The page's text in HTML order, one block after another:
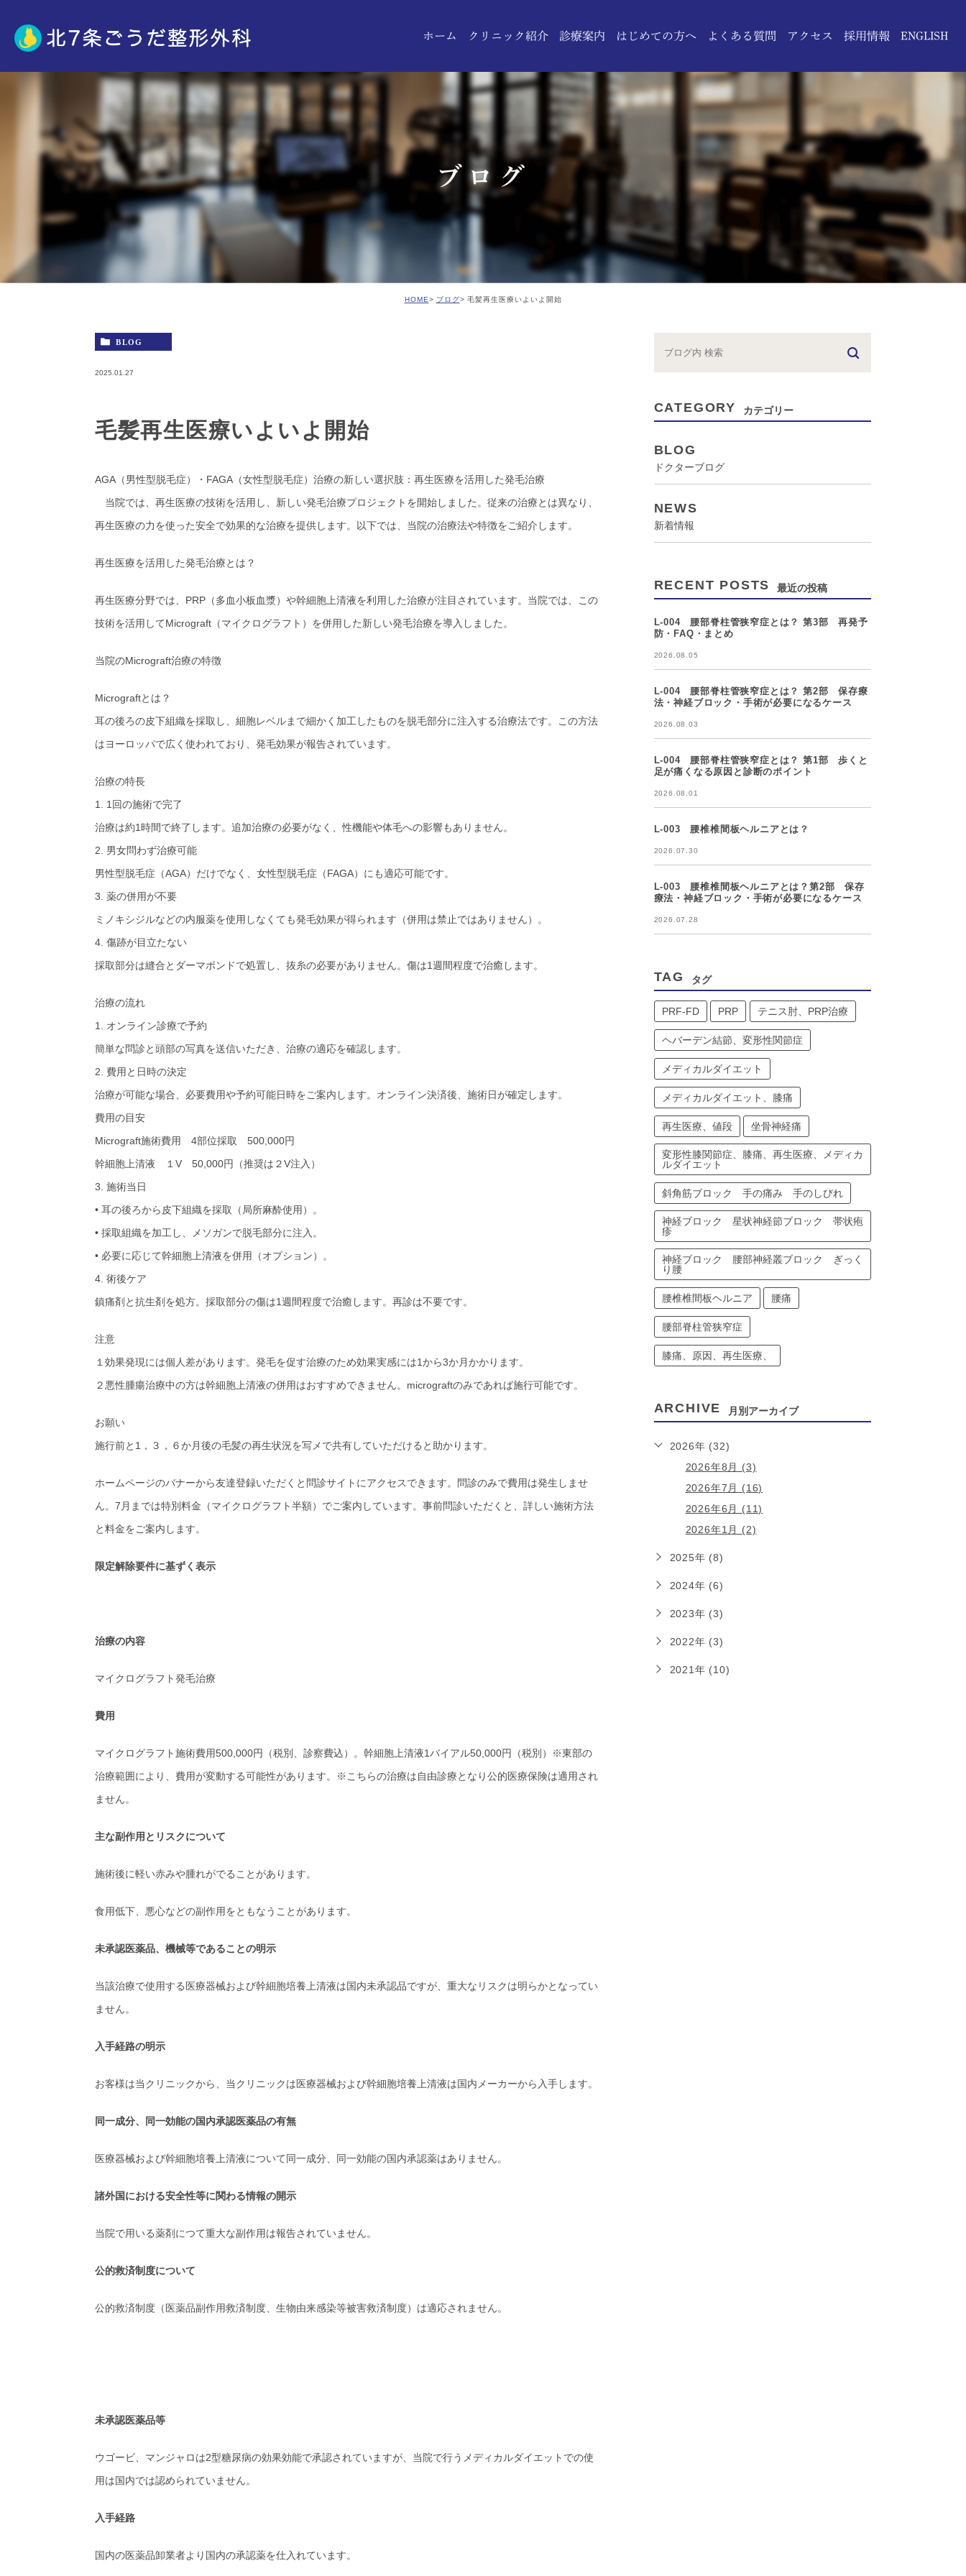
ホーム クリニック紹介
診療理念
ドクター紹介
診療案内 はじめての方へ よくある質問 アクセス 採用情報 ENGLISH
ブログ
HOME ブログ 毛髪再生医療いよいよ開始
BLOG
2025.01.27
毛髪再生医療いよいよ開始
AGA（男性型脱毛症）・FAGA（女性型脱毛症）治療の新しい選択肢：再生医療を活用した発毛治療
当院では、再生医療の技術を活用し、新しい発毛治療プロジェクトを開始しました。従来の治療とは異なり、
再生医療の力を使った安全で効果的な治療を提供します。以下では、当院の治療法や特徴をご紹介します。
再生医療を活用した発毛治療とは？
再生医療分野では、PRP（多血小板血漿）や幹細胞上清液を利用した治療が注目されています。当院では、この
技術を活用してMicrograft（マイクログラフト）を併用した新しい発毛治療を導入しました。
当院のMicrograft治療の特徴
Micrograftとは？
耳の後ろの皮下組織を採取し、細胞レベルまで細かく加工したものを脱毛部分に注入する治療法です。この方法
はヨーロッパで広く使われており、発毛効果が報告されています。
治療の特長
1. 1回の施術で完了
治療は約1時間で終了します。追加治療の必要がなく、性機能や体毛への影響もありません。
2. 男女問わず治療可能
男性型脱毛症（AGA）だけでなく、女性型脱毛症（FAGA）にも適応可能です。
3. 薬の併用が不要
ミノキシジルなどの内服薬を使用しなくても発毛効果が得られます（併用は禁止ではありません）。
4. 傷跡が目立たない
採取部分は縫合とダーマボンドで処置し、抜糸の必要がありません。傷は1週間程度で治癒します。
治療の流れ
1. オンライン診療で予約
簡単な問診と頭部の写真を送信いただき、治療の適応を確認します。
2. 費用と日時の決定
治療が可能な場合、必要費用や予約可能日時をご案内します。オンライン決済後、施術日が確定します。
費用の目安
Micrograft施術費用 4部位採取 500,000円
幹細胞上清液 １V 50,000円（推奨は２V注入）
3. 施術当日
• 耳の後ろから皮下組織を採取（局所麻酔使用）。
• 採取組織を加工し、メソガンで脱毛部分に注入。
• 必要に応じて幹細胞上清液を併用（オプション）。
4. 術後ケア
鎮痛剤と抗生剤を処方。採取部分の傷は1週間程度で治癒します。再診は不要です。
注意
１効果発現には個人差があります。発毛を促す治療のため効果実感には1から3か月かかります。
２悪性腫瘍治療中の方は幹細胞上清液の併用はおすすめできません。micrograftのみであれば施行可能です。
お願い
施行前と1，３，６か月後の毛髪の再生状況を写メで共有していただけると助かります。
ホームページのバナーから友達登録いただくと問診サイトにアクセスできます。問診のみで費用は発生しませ
ん。7月までは特別料金（マイクログラフト半額）でご案内しています。事前問診いただくと、詳しい施術方法
と料金をご案内します。
限定解除要件に基ずく表示
治療の内容
マイクログラフト発毛治療
費用
マイクログラフト施術費用500,000円（税別、診察費込）。幹細胞上清液1バイアル50,000円（税別）※東部の
治療範囲により、費用が変動する可能性があります。※こちらの治療は自由診療となり公的医療保険は適用され
ません。
主な副作用とリスクについて
施術後に軽い赤みや腫れがでることがあります。
食用低下、悪心などの副作用をともなうことがあります。
未承認医薬品、機械等であることの明示
当該治療で使用する医療器械および幹細胞培養上清液は国内未承認品ですが、重大なリスクは明らかとなってい
ません。
入手経路の明示
お客様は当クリニックから、当クリニックは医療器械および幹細胞培養上清液は国内メーカーから入手します。
同一成分、同一効能の国内承認医薬品の有無
医療器械および幹細胞培養上清液について同一成分、同一効能の国内承認薬はありません。
諸外国における安全性等に関わる情報の開示
当院で用いる薬剤につて重大な副作用は報告されていません。
公的救済制度について
公的救済制度（医薬品副作用救済制度、生物由来感染等被害救済制度）は適応されません。
未承認医薬品等
ウゴービ、マンジャロは2型糖尿病の効果効能で承認されていますが、当院で行うメディカルダイエットでの使
用は国内では認められていません。
入手経路
国内の医薬品卸業者より国内の承認薬を仕入れています。
CATEGORY カテゴリー
BLOG
ドクターブログ
NEWS
新着情報
RECENT POSTS 最近の投稿
L-004 腰部脊柱管狭窄症とは？ 第3部 再発予
防・FAQ・まとめ
2026.08.05
L-004 腰部脊柱管狭窄症とは？ 第2部 保存療
法・神経ブロック・手術が必要になるケース
2026.08.03
L-004 腰部脊柱管狭窄症とは？ 第1部 歩くと
足が痛くなる原因と診断のポイント
2026.08.01
L-003 腰椎椎間板ヘルニアとは？
2026.07.30
L-003 腰椎椎間板ヘルニアとは？第2部 保存
療法・神経ブロック・手術が必要になるケース
2026.07.28
TAG タグ
PRF-FD PRP テニス肘、PRP治療
ヘバーデン結節、変形性関節症
メディカルダイエット
メディカルダイエット、膝痛
再生医療、値段 坐骨神経痛
変形性膝関節症、膝痛、再生医療、メディカ
ルダイエット
斜角筋ブロック 手の痛み 手のしびれ
神経ブロック 星状神経節ブロック 帯状疱
疹
神経ブロック 腰部神経叢ブロック ぎっく
り腰
腰椎椎間板ヘルニア 腰痛
腰部脊柱管狭窄症
膝痛、原因、再生医療、
ARCHIVE 月別アーカイブ
2026年 (32)
2026年8月 (3)
2026年7月 (16)
2026年6月 (11)
2026年1月 (2)
2025年 (8)
2024年 (6)
2023年 (3)
2022年 (3)
2021年 (10)